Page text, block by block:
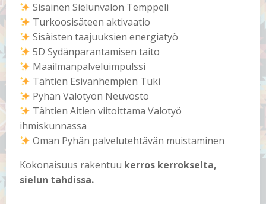
Sisäinen Sielunvalon Temppeli
Turkoosisäteen aktivaatio
Sisäisten taajuuksien energiatyö
5D Sydänparantamisen taito
Maailmanpalveluimpulssi
Tähtien Esivanhempien Tuki
Pyhän Valotyön Neuvosto
Tähtien Äitien viitoittama Valotyö
ihmiskunnassa
Oman Pyhän palvelutehtävän muistaminen
Kokonaisuus rakentuu kerros kerrokselta,
sielun tahdissa.